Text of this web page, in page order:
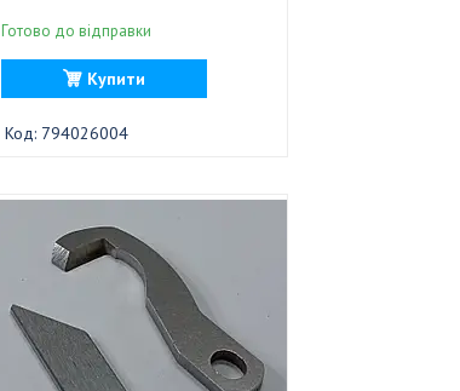
Готово до відправки
Купити
794026004